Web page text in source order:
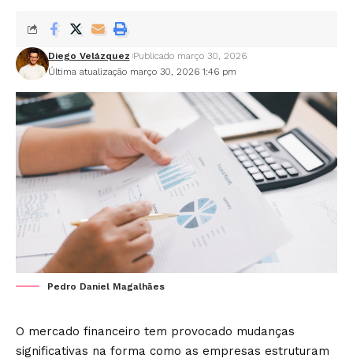
Última atualização março 30, 2026 1:46 pm
Diego Velázquez Publicado março 30, 2026
Pedro Daniel Magalhães
O mercado financeiro tem provocado mudanças
significativas na forma como as empresas estruturam